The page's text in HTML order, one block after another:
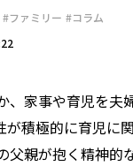
#ファミリー #コラム
、家事や育児を夫
が積極的に育児に
父親が抱く精神的